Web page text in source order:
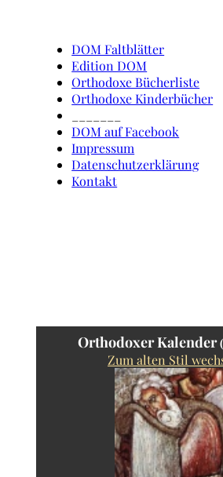
DOM Faltblätter
Edition DOM
Orthodoxe Bücherliste
Orthodoxe Kinderbücher
DOM auf Facebook
Impressum
Datenschutzerklärung
Kontakt
Orthodoxer Kalender
Zum alten Stil